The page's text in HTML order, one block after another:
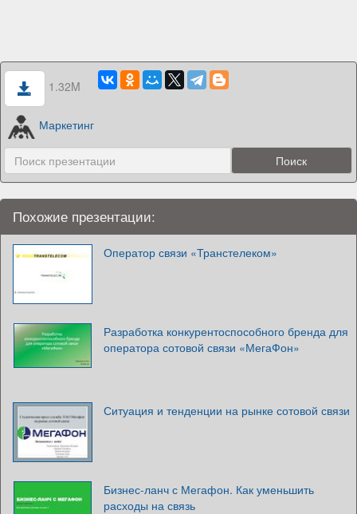
1.32M
Маркетинг
Похожие презентации:
Оператор связи «Транстелеком»
Разработка конкурентоспособного бренда для
оператора сотовой связи «МегаФон»
Ситуация и тенденции на рынке сотовой связи
Бизнес-ланч с Мегафон. Как уменьшить
расходы на связь